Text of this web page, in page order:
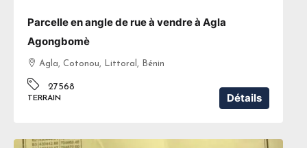
Parcelle en angle de rue à vendre à Agla
Agongbomè
Agla, Cotonou, Littoral, Bénin
27568
TERRAIN Détails